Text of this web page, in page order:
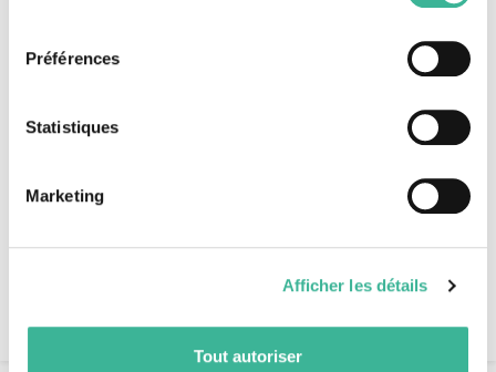
Préférences
Statistiques
Marketing
Afficher les détails
Tout autoriser
Partenaires institutionnels
Espace presse